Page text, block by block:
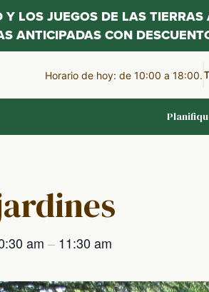
Horario de hoy: de 10:00 a 18:00.
am – 11:30 am
LOS JUEGOS DE LAS
ANTICIPADAS CON